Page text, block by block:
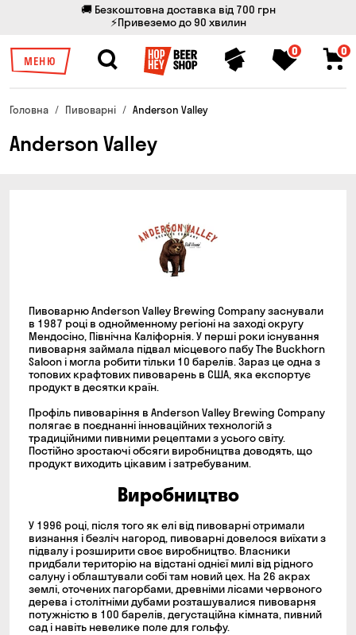
🚚 Безкоштовна доставка від 700 грн
⚡Привеземо до 90 хвилин
МЕНЮ
0 0
Головна Пивоварні Anderson Valley
Anderson Valley
Пивоварню Anderson Valley Brewing Company заснували
в 1987 році в однойменному регіоні на заході округу
Мендосіно, Північна Каліфорнія. У перші роки існування
пивоварня займала підвал місцевого пабу The Buckhorn
Saloon і могла робити тільки 10 барелів. Зараз це одна з
топових крафтових пивоварень в США, яка експортує
продукт в десятки країн.
Профіль пивоваріння в Anderson Valley Brewing Company
полягає в поєднанні інноваційних технологій з
традиційними пивними рецептами з усього світу.
Постійно зростаючі обсяги виробництва доводять, що
продукт виходить цікавим і затребуваним.
Виробництво
У 1996 році, після того як елі від пивоварні отримали
визнання і безліч нагород, пивоварні довелося виїхати з
підвалу і розширити своє виробництво. Власники
придбали територію на відстані однієї милі від рідного
салуну і облаштували собі там новий цех. На 26 акрах
землі, оточених пагорбами, древніми лісами червоного
дерева і столітніми дубами розташувалися пивоварня
потужністю в 100 барелів, дегустаційна кімната, пивний
сад і навіть невелике поле для гольфу.